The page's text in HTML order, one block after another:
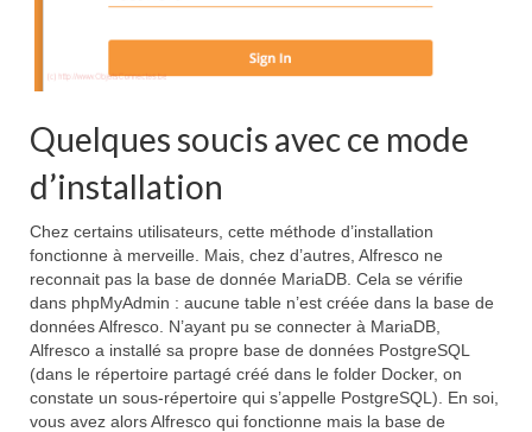
Quelques soucis avec ce mode
d’installation
Chez certains utilisateurs, cette méthode d’installation
fonctionne à merveille. Mais, chez d’autres, Alfresco ne
reconnait pas la base de donnée MariaDB. Cela se vérifie
dans phpMyAdmin : aucune table n’est créée dans la base de
données Alfresco. N’ayant pu se connecter à MariaDB,
Alfresco a installé sa propre base de données PostgreSQL
(dans le répertoire partagé créé dans le folder Docker, on
constate un sous-répertoire qui s’appelle PostgreSQL). En soi,
vous avez alors Alfresco qui fonctionne mais la base de